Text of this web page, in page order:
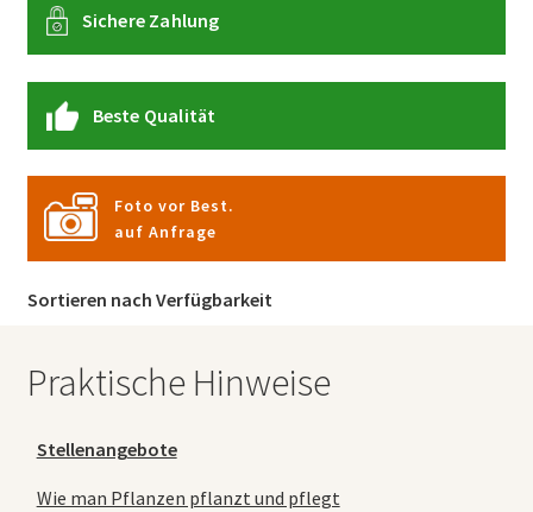
Sichere Zahlung
Beste Qualität
Foto vor Best.
auf Anfrage
Sortieren nach Verfügbarkeit
Praktische Hinweise
Stellenangebote
Wie man Pflanzen pflanzt und pflegt